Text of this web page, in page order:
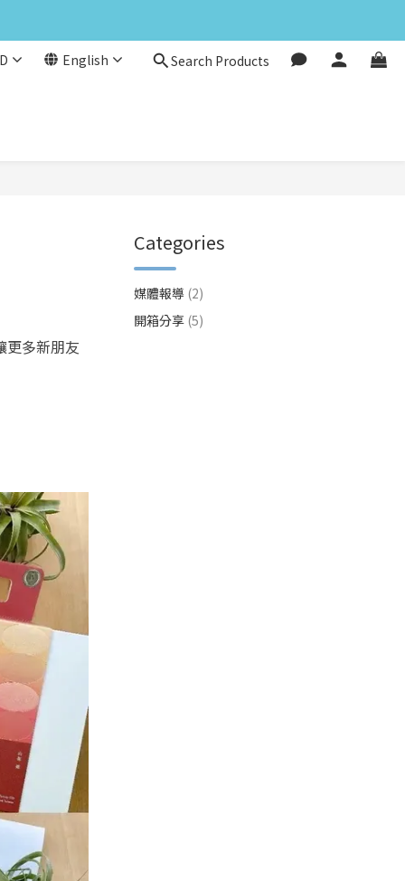
English Search Products
更多新朋友
Categories
媒體報導 (2)
開箱分享 (5)